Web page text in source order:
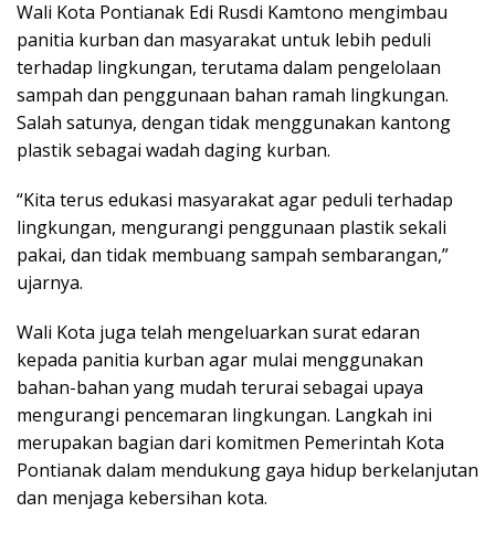
Wali Kota Pontianak Edi Rusdi Kamtono mengimbau
panitia kurban dan masyarakat untuk lebih peduli
terhadap lingkungan, terutama dalam pengelolaan
sampah dan penggunaan bahan ramah lingkungan.
Salah satunya, dengan tidak menggunakan kantong
plastik sebagai wadah daging kurban.
“Kita terus edukasi masyarakat agar peduli terhadap
lingkungan, mengurangi penggunaan plastik sekali
pakai, dan tidak membuang sampah sembarangan,”
ujarnya.
Wali Kota juga telah mengeluarkan surat edaran
kepada panitia kurban agar mulai menggunakan
bahan-bahan yang mudah terurai sebagai upaya
mengurangi pencemaran lingkungan. Langkah ini
merupakan bagian dari komitmen Pemerintah Kota
Pontianak dalam mendukung gaya hidup berkelanjutan
dan menjaga kebersihan kota.